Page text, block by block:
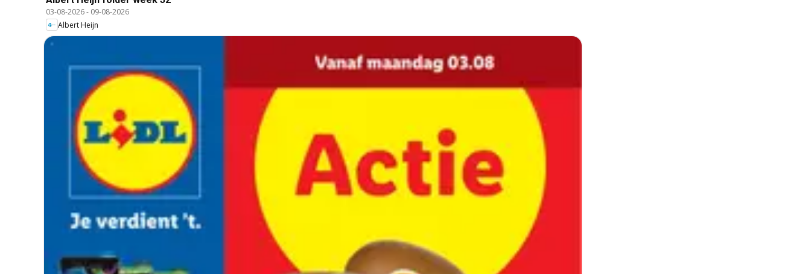
03-08-2026- 09-08-2026
Albert Heijn